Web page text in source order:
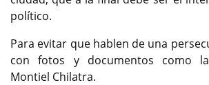
político.
Para evitar que hablen de una
con fotos y documentos como
Montiel Chilatra.